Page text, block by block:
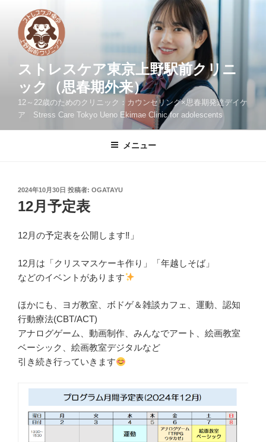
ストレスケア東京上野駅前クリニ
ック（思春期外来）
12～22歳のためのクリニック：カウンセリング×思春期発達デイケ
ア Stress Care Tokyo Ueno Ekimae Clinic for adolescents
メニュー
投
稿
日:
2024年10月30日 投稿者: OGATAYU
12月予定表
12月の予定表を公開します‼」
12月は「クリスマスケーキ作り」「年越しそば」
などのイベントがあります
ほかにも、ヨガ教室、ボドゲ＆雑談カフェ、運動、認知
行動療法(CBT/ACT)
アナログゲーム、動画制作、みんなでアート、絵画教室
ベーシック、絵画教室デジタルなど
引き続き行っていきます